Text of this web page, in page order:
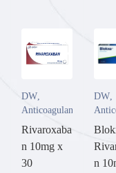
DW,
Anticoagulantes
Rivaroxaba
n 10mg x
30
DW,
n